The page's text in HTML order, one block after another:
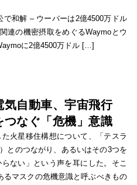
和解 – ウーバーは2億4500万ドル
連の機密摂取をめぐるWaymoとウ
に2億4500万ドル […]
気自動車、宇宙飛行
なぐ「危機」意識
火星移住構想について、「テスラ
とのつながり、あるいはその3つを
ない」という声を耳にした。そこ
マスクの危機意識と呼ぶべきもの